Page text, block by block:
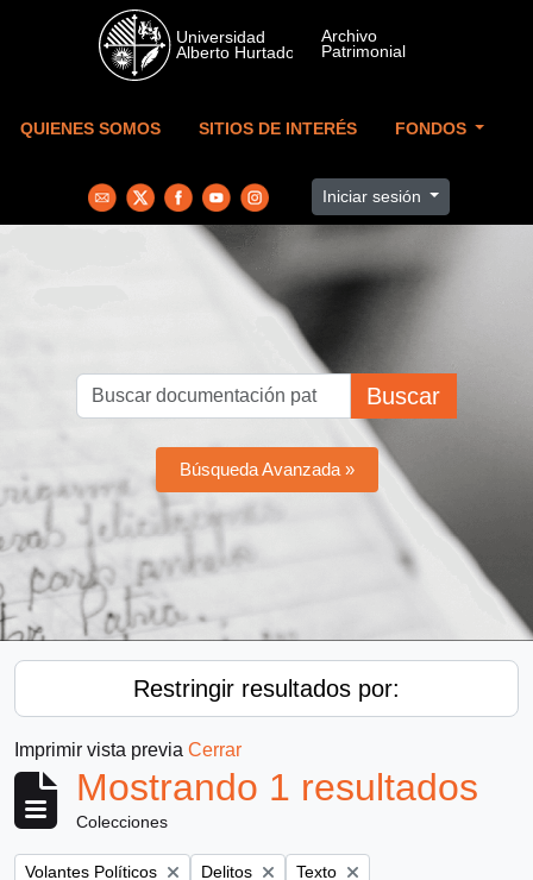
Skip to main content
QUIENES SOMOS SITIOS DE INTERÉS FONDOS
Iniciar sesión
Buscar
Búsqueda Avanzada »
Restringir resultados por:
Imprimir vista previa Cerrar
Mostrando 1 resultados
Colecciones
Remove filter:
Volantes Políticos Remove filter:
Delitos Remove filter:
Texto